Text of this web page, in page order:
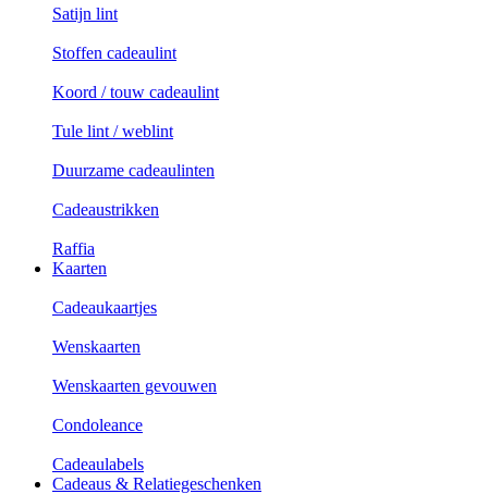
Satijn lint
Stoffen cadeaulint
Koord / touw cadeaulint
Tule lint / weblint
Duurzame cadeaulinten
Cadeaustrikken
Raffia
Kaarten
Cadeaukaartjes
Wenskaarten
Wenskaarten gevouwen
Condoleance
Cadeaulabels
Cadeaus & Relatiegeschenken